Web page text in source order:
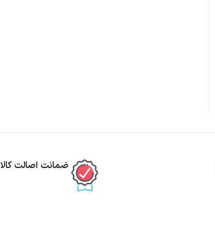
ضمانت اصالت کالا